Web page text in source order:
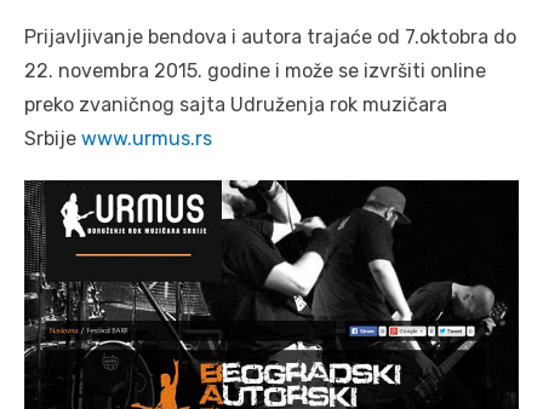
Prijavljivanje bendova i autora trajaće od 7.oktobra do
22. novembra 2015. godine i može se izvršiti online
preko zvaničnog sajta Udruženja rok muzičara
Srbije www.urmus.rs